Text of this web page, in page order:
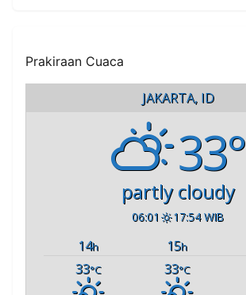
Prakiraan Cuaca
JAKARTA, ID
33°
partly cloudy
06:01 17:54 WIB
14h 15h
33°C 33°C